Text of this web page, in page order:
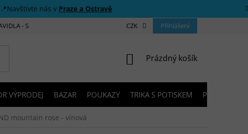
nás v Praze a Ostravě
- SOUTĚŽE PRODEJNY KONTAKTY
CZK Přihlášení
NÁKUPNÍ KOŠÍK
Prázdný košík
VÝPRODEJ BAZAR POUKAZY TRIKA S POTISKEM PŮJČOVNA
mountain rose - vínová